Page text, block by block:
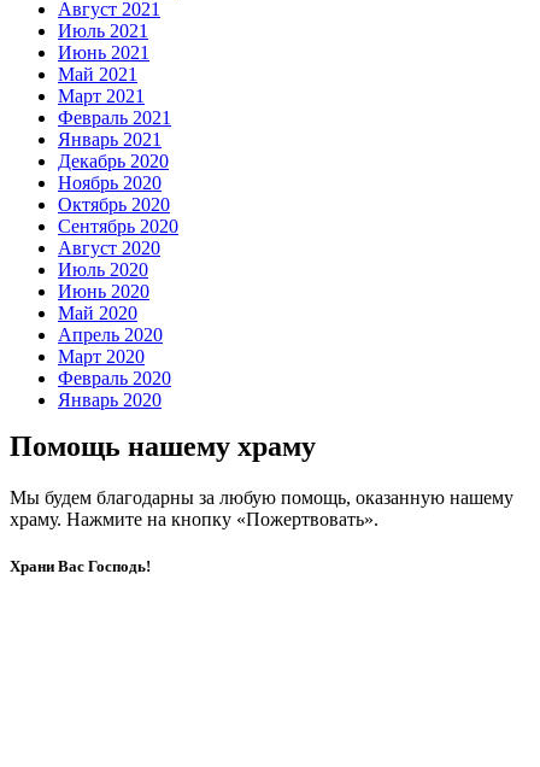
Август 2021
Июль 2021
Июнь 2021
Май 2021
Март 2021
Февраль 2021
Январь 2021
Декабрь 2020
Ноябрь 2020
Октябрь 2020
Сентябрь 2020
Август 2020
Июль 2020
Июнь 2020
Май 2020
Апрель 2020
Март 2020
Февраль 2020
Январь 2020
Помощь нашему храму
Мы будем благодарны за любую помощь, оказанную нашему
храму. Нажмите на кнопку «Пожертвовать».
Храни Вас Господь!